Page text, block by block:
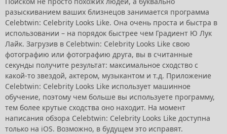
разыскиванием ваших близнецов занимается программа
Celebtwin: Celebrity Looks Like. Она очень проста и быстра в
использовании – на порядок быстрее чем Градиент Ю Лук
Лайк. Загрузив в Celebtwin: Celebrity Looks Like свою
фотографию или фотографию друга, вы в считанные
секунды получите результат: максимальное сходство с
какой-то звездой, актером, музыкантом и т.д. Приложение
Celebtwin: Celebrity Looks Like использует машинное
обучение, поэтому чем больше вы используете программу,
тем более крутые сходства оно находит. На момент
написания обзора Celebtwin: Celebrity Looks Like доступна
только на iOS. Возможно, в будущем это исправят.